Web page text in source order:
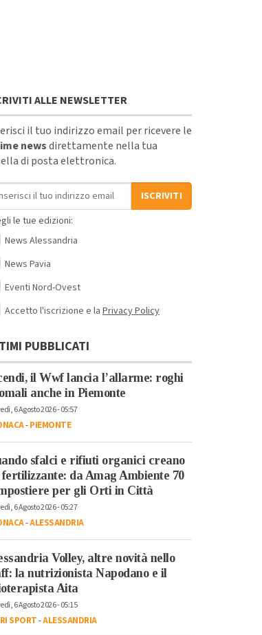
ALLE NEWSLETTER
il tuo indirizzo email per ricevere le
newsdirettamente nella tua
di posta elettronica.
email
ISCRIVITI
le tue edizioni:
News Alessandria
News Pavia
Eventi Nord-Ovest
Accetto l'iscrizione e la Privacy Policy
PUBBLICATI
il Wwf lancia l’allarme: roghi
anche in Piemonte
6 Agosto 2026 - 05:57
-PIEMONTE
sfalci e rifiuti organici creano
da Amag Ambiente 70
per gli Orti in Città
6 Agosto 2026 - 05:27
-ALESSANDRIA
Volley, altre novità nello
la nutrizionista Napodano e il
Aita
6 Agosto 2026 - 05:15
SPORT-ALESSANDRIA